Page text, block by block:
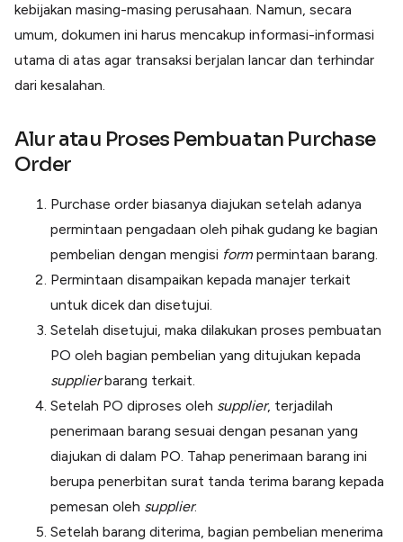
kebijakan masing-masing perusahaan. Namun, secara
umum, dokumen ini harus mencakup informasi-informasi
utama di atas agar transaksi berjalan lancar dan terhindar
dari kesalahan.
Alur atau Proses Pembuatan Purchase
Order
Purchase order biasanya diajukan setelah adanya
permintaan pengadaan oleh pihak gudang ke bagian
pembelian dengan mengisi form permintaan barang.
Permintaan disampaikan kepada manajer terkait
untuk dicek dan disetujui.
Setelah disetujui, maka dilakukan proses pembuatan
PO oleh bagian pembelian yang ditujukan kepada
supplierbarang terkait.
Setelah PO diproses oleh supplier, terjadilah
penerimaan barang sesuai dengan pesanan yang
diajukan di dalam PO. Tahap penerimaan barang ini
berupa penerbitan surat tanda terima barang kepada
pemesan oleh supplier.
Setelah barang diterima, bagian pembelian menerima